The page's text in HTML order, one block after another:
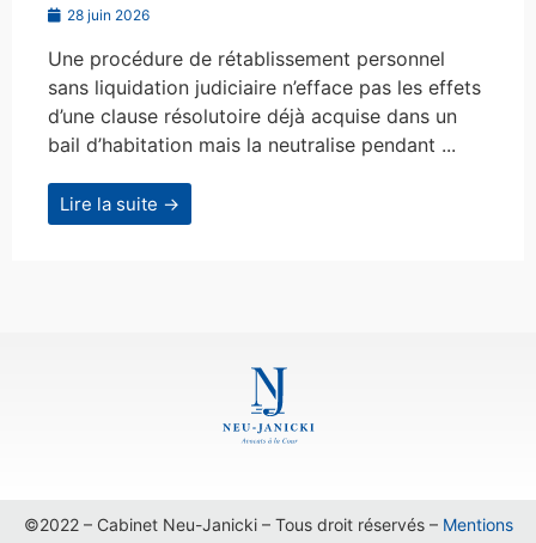
28 juin 2026
Une procédure de rétablissement personnel
sans liquidation judiciaire n’efface pas les effets
d’une clause résolutoire déjà acquise dans un
bail d’habitation mais la neutralise pendant ...
Lire la suite →
©2022 – Cabinet Neu-Janicki – Tous droit réservés – Mentions